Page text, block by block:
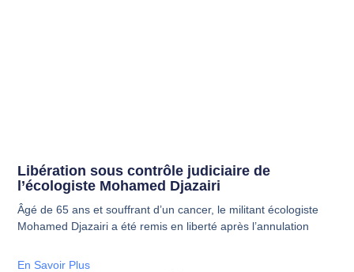
Libération sous contrôle judiciaire de
l’écologiste Mohamed Djazairi
Âgé de 65 ans et souffrant d’un cancer, le militant écologiste
Mohamed Djazairi a été remis en liberté après l’annulation
En Savoir Plus